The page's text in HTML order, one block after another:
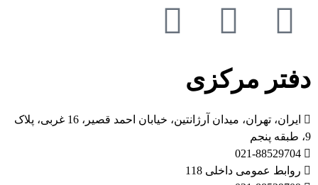
دفتر مرکزی
ایران، تهران، میدان آرژانتین، خیابان احمد قصیر، 16 غربی، پلاک
9، طبقه پنجم
021-88529704
روابط عمومی داخلی 118